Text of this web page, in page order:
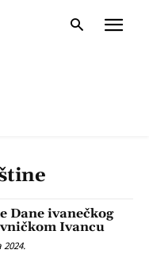
Dane ivanečkog
Ivancu